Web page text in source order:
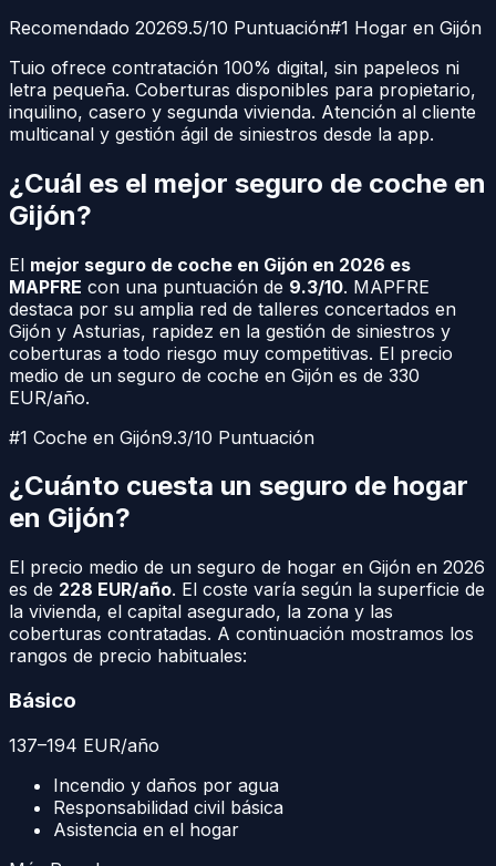
Recomendado 20269.5/10 Puntuación#1 Hogar en Gijón
Tuio ofrece contratación 100% digital, sin papeleos ni
letra pequeña. Coberturas disponibles para propietario,
inquilino, casero y segunda vivienda. Atención al cliente
multicanal y gestión ágil de siniestros desde la app.
¿Cuál es el mejor seguro de coche en
Gijón?
El mejor seguro de coche en Gijón en 2026 es
MAPFRE con una puntuación de 9.3/10. MAPFRE
destaca por su amplia red de talleres concertados en
Gijón y Asturias, rapidez en la gestión de siniestros y
coberturas a todo riesgo muy competitivas. El precio
medio de un seguro de coche en Gijón es de 330
EUR/año.
#1 Coche en Gijón9.3/10 Puntuación
¿Cuánto cuesta un seguro de hogar
en Gijón?
El precio medio de un seguro de hogar en Gijón en 2026
es de 228 EUR/año. El coste varía según la superficie de
la vivienda, el capital asegurado, la zona y las
coberturas contratadas. A continuación mostramos los
rangos de precio habituales:
Básico
137–194 EUR/año
Incendio y daños por agua
Responsabilidad civil básica
Asistencia en el hogar